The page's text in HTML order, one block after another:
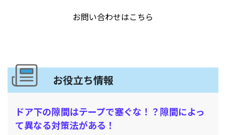
お問い合わせはこちら
お役立ち情報
ドア下の隙間はテープで塞ぐな！？隙間によっ
て異なる対策法がある！